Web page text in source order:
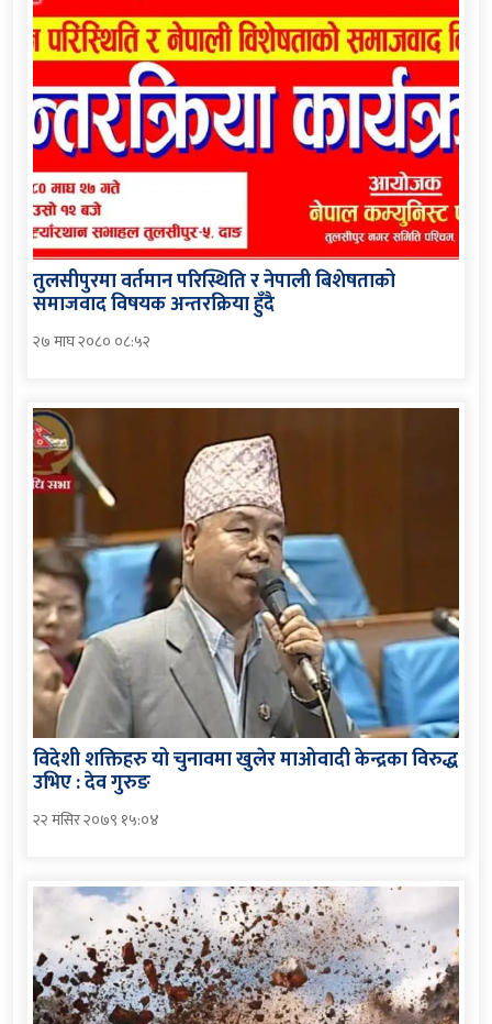
तुलसीपुरमा वर्तमान परिस्थिति र नेपाली बिशेषताको
समाजवाद विषयक अन्तरक्रिया हुँदै
२७ माघ २०८० ०८:५२
विदेशी शक्तिहरु यो चुनावमा खुलेर माओवादी केन्द्रका विरुद्ध
उभिए : देव गुरुङ
२२ मंसिर २०७९ १५:०४